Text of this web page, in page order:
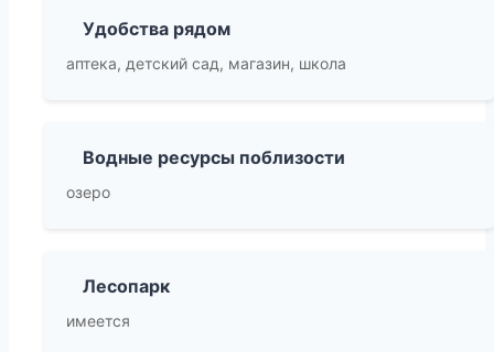
Удобства рядом
аптека, детский сад, магазин, школа
Водные ресурсы поблизости
озеро
Лесопарк
имеется